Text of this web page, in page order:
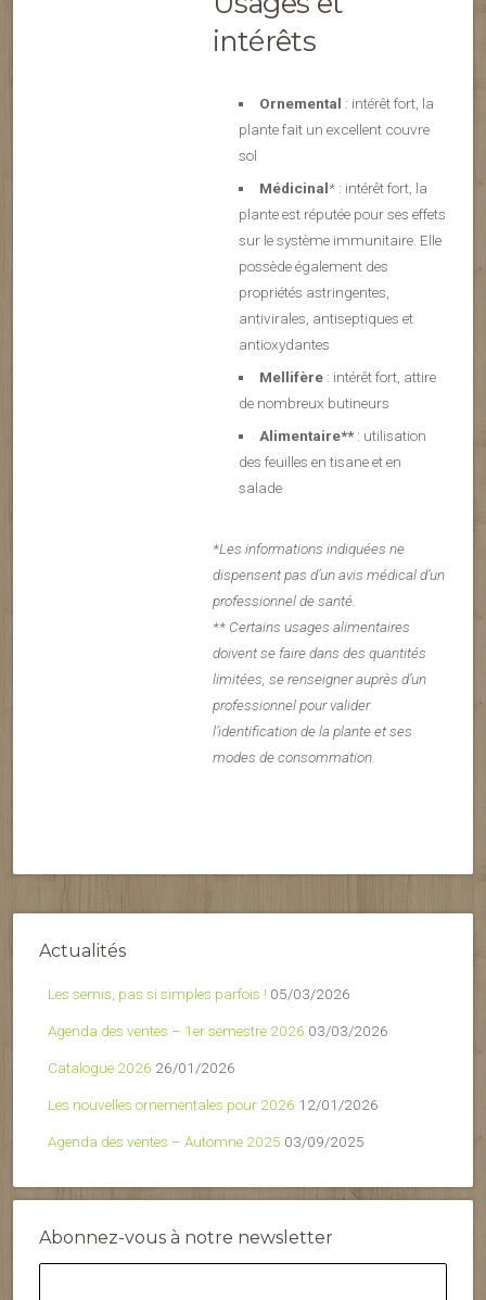
intérêts
Ornemental : intérêt fort, la
plante fait un excellent couvre
sol
Médicinal* : intérêt fort, la
plante est réputée pour ses effets
sur le système immunitaire. Elle
possède également des
propriétés astringentes,
antivirales, antiseptiques et
antioxydantes
Mellifère: intérêt fort, attire
de nombreux butineurs
Alimentaire**: utilisation
des feuilles en tisane et en
salade
*Les informations indiquées ne
dispensent pas d’un avis médical d’un
professionnel de santé.
** Certains usages alimentaires
doivent se faire dans des quantités
limitées, se renseigner auprès d’un
professionnel pour valider
l’identification de la plante et ses
modes de consommation.
Actualités
Les semis, pas si simples parfois ! 05/03/2026
Agenda des ventes – 1er semestre 2026 03/03/2026
Catalogue 2026 26/01/2026
Les nouvelles ornementales pour 2026 12/01/2026
Agenda des ventes – Automne 2025 03/09/2025
Abonnez-vous à notre newsletter